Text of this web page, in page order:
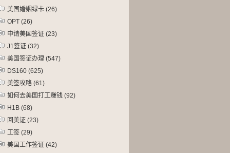
美国婚姻绿卡 (26)
OPT (26)
申请美国签证 (23)
J1签证 (32)
美国签证办理 (547)
DS160 (625)
美签攻略 (61)
如何去美国打工赚钱 (92)
H1B (68)
回美证 (23)
工签 (29)
美国工作签证 (42)